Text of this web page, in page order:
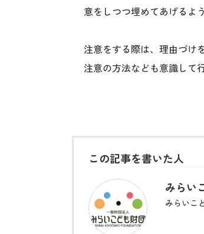
意をしつつ埋めてあげるよ
注意をする際は、理由づけ
注意の方法なども意識して
この記事を書いた人
みらい
みらいこ